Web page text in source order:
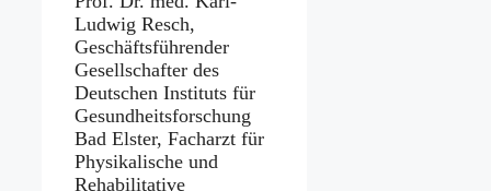
Ludwig Resch,
Geschäftsführender
Gesellschafter des
Deutschen Instituts für
Gesundheitsforschung
Bad Elster, Facharzt für
Physikalische und
Rehabilitative